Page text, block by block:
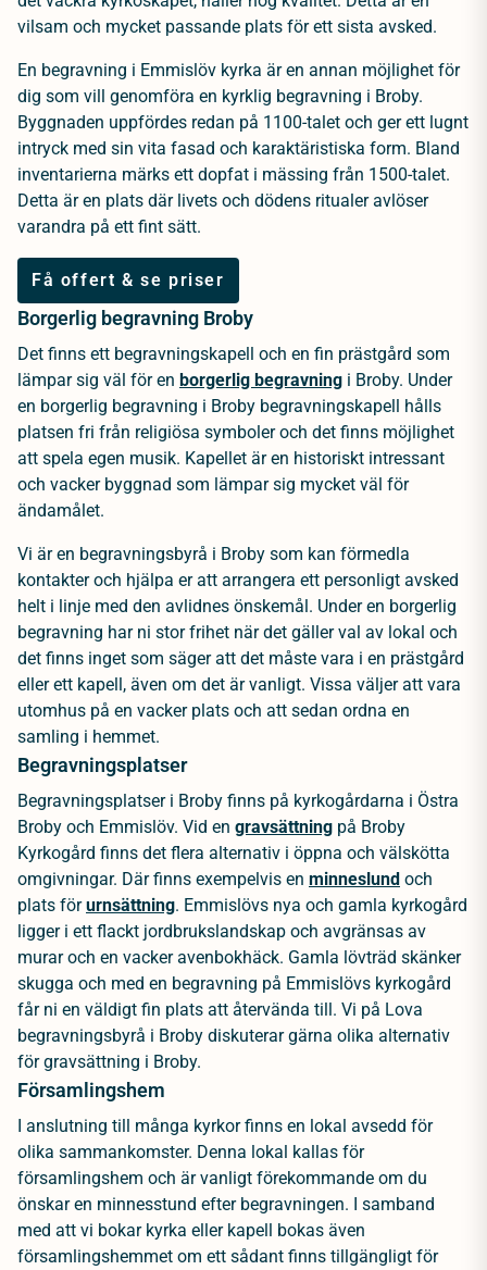
vilsam och mycket passande plats för ett sista avsked.
En begravning i Emmislöv kyrka är en annan möjlighet för
dig som vill genomföra en kyrklig begravning i Broby.
Byggnaden uppfördes redan på 1100-talet och ger ett lugnt
intryck med sin vita fasad och karaktäristiska form. Bland
inventarierna märks ett dopfat i mässing från 1500-talet.
Detta är en plats där livets och dödens ritualer avlöser
varandra på ett fint sätt.
Få offert & se priser
Borgerlig begravning Broby
Det finns ett begravningskapell och en fin prästgård som
lämpar sig väl för en borgerlig begravning i Broby. Under
en borgerlig begravning i Broby begravningskapell hålls
platsen fri från religiösa symboler och det finns möjlighet
att spela egen musik. Kapellet är en historiskt intressant
och vacker byggnad som lämpar sig mycket väl för
ändamålet.
Vi är en begravningsbyrå i Broby som kan förmedla
kontakter och hjälpa er att arrangera ett personligt avsked
helt i linje med den avlidnes önskemål. Under en borgerlig
begravning har ni stor frihet när det gäller val av lokal och
det finns inget som säger att det måste vara i en prästgård
eller ett kapell, även om det är vanligt. Vissa väljer att vara
utomhus på en vacker plats och att sedan ordna en
samling i hemmet.
Begravningsplatser
Begravningsplatser i Broby finns på kyrkogårdarna i Östra
Broby och Emmislöv. Vid en gravsättning på Broby
Kyrkogård finns det flera alternativ i öppna och välskötta
omgivningar. Där finns exempelvis en minneslund och
plats förurnsättning. Emmislövs nya och gamla kyrkogård
ligger i ett flackt jordbrukslandskap och avgränsas av
murar och en vacker avenbokhäck. Gamla lövträd skänker
skugga och med en begravning på Emmislövs kyrkogård
får ni en väldigt fin plats att återvända till. Vi på Lova
begravningsbyrå i Broby diskuterar gärna olika alternativ
för gravsättning i Broby.
Församlingshem
I anslutning till många kyrkor finns en lokal avsedd för
olika sammankomster. Denna lokal kallas för
församlingshem och är vanligt förekommande om du
önskar en minnesstund efter begravningen. I samband
med att vi bokar kyrka eller kapell bokas även
församlingshemmet om ett sådant finns tillgängligt för